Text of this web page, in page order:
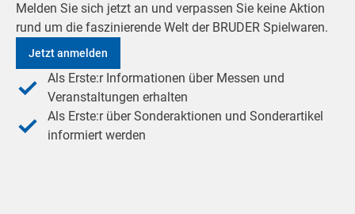
Melden Sie sich jetzt an und verpassen Sie keine Aktion
rund um die faszinierende Welt der BRUDER Spielwaren.
Jetzt anmelden
Als Erste:r Informationen über Messen und
Veranstaltungen erhalten
Als Erste:r über Sonderaktionen und Sonderartikel
informiert werden